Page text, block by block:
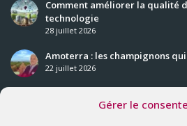
Gérer le
Comment améliorer la qualité
technologie
28 juillet 2026
Amoterra : les champignons
22 juillet 2026
Nos prochaines rencontres